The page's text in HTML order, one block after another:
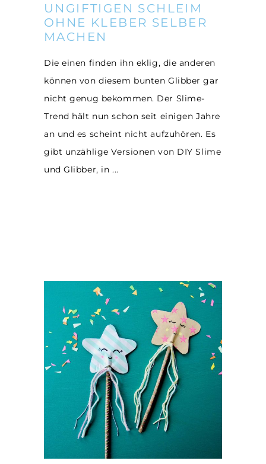
UNGIFTIGEN SCHLEIM
OHNE KLEBER SELBER
MACHEN
Die einen finden ihn eklig, die anderen
können von diesem bunten Glibber gar
nicht genug bekommen. Der Slime-
Trend hält nun schon seit einigen Jahre
an und es scheint nicht aufzuhören. Es
gibt unzählige Versionen von DIY Slime
und Glibber, in